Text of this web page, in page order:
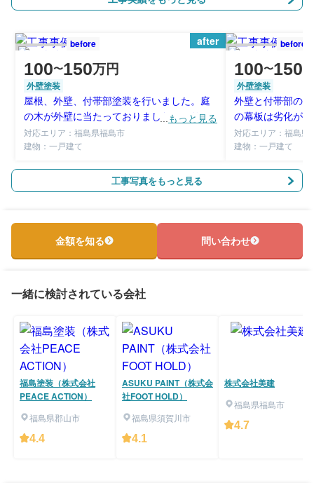
after
before
100〜150万円
外壁塗装
屋根、外壁、付帯部塗装を行いました。庭
の木が外壁に当たっておりましたのでサー
ビスで剪定いたしました。
もっと見る
対応エリア：福島県福島市
建物：一戸建て
before
100〜150
外壁塗装
外壁と付帯部の
の幕板は劣化が
工事を行いまし
対応エリア：福島県
建物：一戸建て
工事写真をもっと見る
金額を知る 問い合わせ
一緒に検討されている会社
福島塗装（株式会社
PEACE ACTION）
福島県郡山市
4.4
ASUKU PAINT（株式会
社FOOT HOLD）
福島県須賀川市
4.1
株式会社美建
福島県福島市
4.7